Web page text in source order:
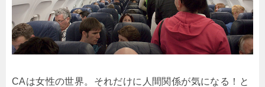
CAは女性の世界。それだけに人間関係が気になる！と